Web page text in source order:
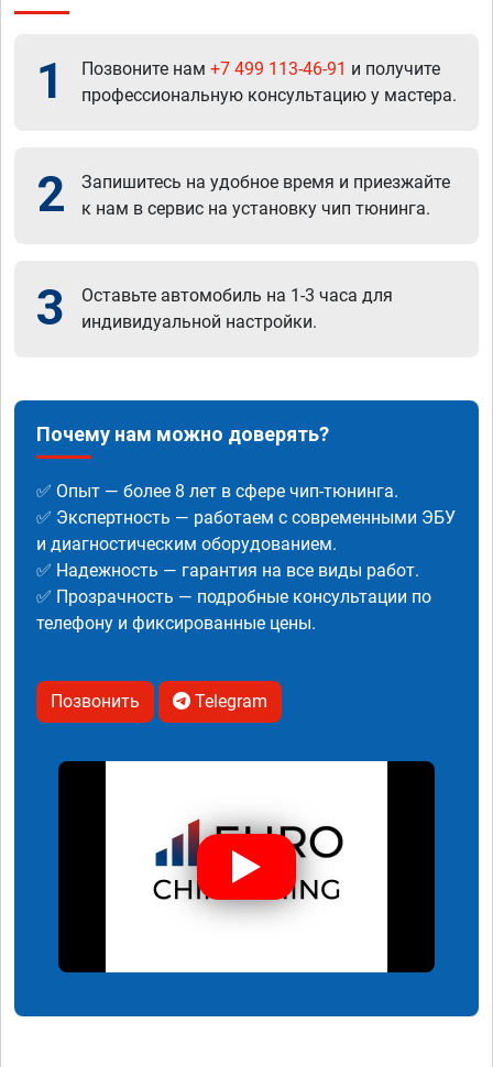
1 Позвоните нам +7 499 113-46-91 и получите
профессиональную консультацию у мастера.
2
Запишитесь на удобное время и приезжайте
к нам в сервис на установку чип тюнинга.
3
Оставьте автомобиль на 1-3 часа для
индивидуальной настройки.
Почему нам можно доверять?
✅ Опыт — более 8 лет в сфере чип-тюнинга.
✅ Экспертность — работаем с современными ЭБУ
и диагностическим оборудованием.
✅ Надежность — гарантия на все виды работ.
✅ Прозрачность — подробные консультации по
телефону и фиксированные цены.
Позвонить Telegram